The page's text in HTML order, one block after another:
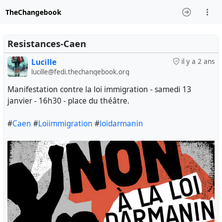
TheChangebook
Resistances-Caen
il y a 2 ans
Lucille
lucille@fedi.thechangebook.org
Manifestation contre la loi immigration - samedi 13
janvier - 16h30 - place du théâtre.
#Caen #Loiimmigration #loidarmanin